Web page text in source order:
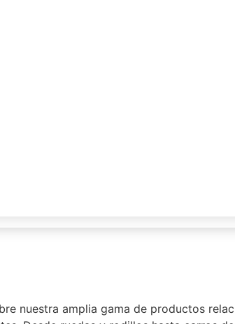
nuestra amplia gama de productos